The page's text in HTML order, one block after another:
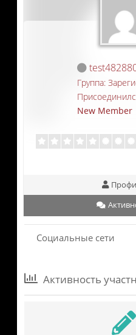
Группа:
New Member
Социальные сети
Активность